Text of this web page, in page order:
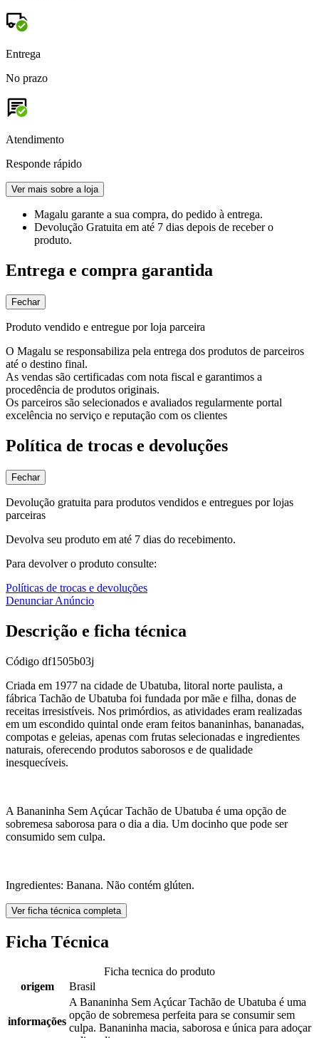
Entrega
No prazo
Atendimento
Responde rápido
Ver mais sobre a loja
Magalu garante a sua compra, do pedido à entrega.
Devolução Gratuita em até 7 dias depois de receber o
produto.
Entrega e compra garantida
Fechar
Produto vendido e entregue por loja parceira
O Magalu se responsabiliza pela entrega dos produtos de parceiros
até o destino final.
As vendas são certificadas com nota fiscal e garantimos a
procedência de produtos originais.
Os parceiros são selecionados e avaliados regularmente portal
excelência no serviço e reputação com os clientes
Política de trocas e devoluções
Fechar
Devolução gratuita para produtos vendidos e entregues por lojas
parceiras
Devolva seu produto em até 7 dias do recebimento.
Para devolver o produto consulte:
Políticas de trocas e devoluções
Denunciar Anúncio
Descrição e ficha técnica
Código df1505b03j
Criada em 1977 na cidade de Ubatuba, litoral norte paulista, a
fábrica Tachão de Ubatuba foi fundada por mãe e filha, donas de
receitas irresistíveis. Nos primórdios, as atividades eram realizadas
em um escondido quintal onde eram feitos bananinhas, bananadas,
compotas e geleias, apenas com frutas selecionadas e ingredientes
naturais, oferecendo produtos saborosos e de qualidade
inesquecíveis.
A Bananinha Sem Açúcar Tachão de Ubatuba é uma opção de
sobremesa saborosa para o dia a dia. Um docinho que pode ser
consumido sem culpa.
Ingredientes: Banana. Não contém glúten.
Ver ficha técnica completa
Ficha Técnica
Ficha tecnica do produto
origem
Brasil
informações
A Bananinha Sem Açúcar Tachão de Ubatuba é uma
opção de sobremesa perfeita para se consumir sem
culpa. Bananinha macia, saborosa e única para adoçar